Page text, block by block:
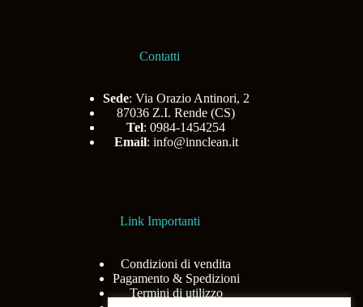
Contatti
Sede: Via Orazio Antinori, 2
87036 Z.I. Rende (CS)
Tel: 0984-1454254
Email: info@innclean.it
Link Importanti
Condizioni di vendita
Pagamento & Spedizioni
Termini di utilizzo